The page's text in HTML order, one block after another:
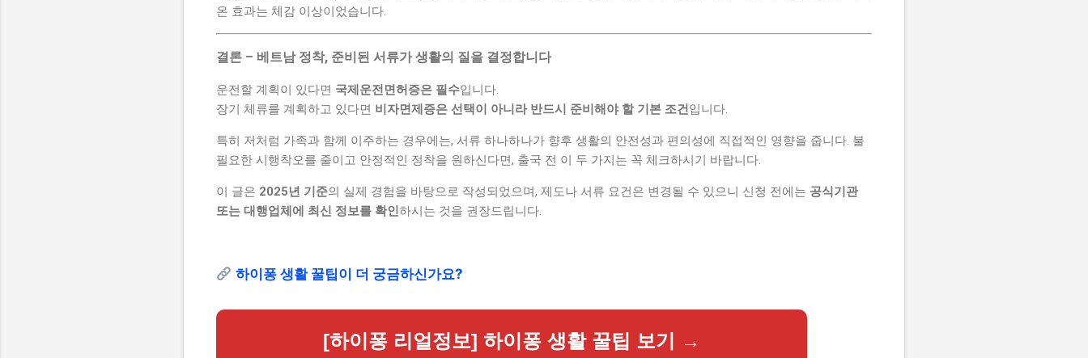
온 효과는 체감 이상이었습니다.
결론 – 베트남 정착, 준비된 서류가 생활의 질을 결정합니다
운전할 계획이 있다면 국제운전면허증은 필수입니다.
장기 체류를 계획하고 있다면 비자면제증은 선택이 아니라 반드시 준비해야 할 기본 조건입니다.
특히 저처럼 가족과 함께 이주하는 경우에는, 서류 하나하나가 향후 생활의 안전성과 편의성에 직접적인 영향을 줍니다. 불
필요한 시행착오를 줄이고 안정적인 정착을 원하신다면, 출국 전 이 두 가지는 꼭 체크하시기 바랍니다.
이 글은 2025년 기준의 실제 경험을 바탕으로 작성되었으며, 제도나 서류 요건은 변경될 수 있으니 신청 전에는 공식기관
또는 대행업체에 최신 정보를 확인하시는 것을 권장드립니다.
하이퐁 생활 꿀팁이 더 궁금하신가요?
[하이퐁 리얼정보] 하이퐁 생활 꿀팁 보기 →